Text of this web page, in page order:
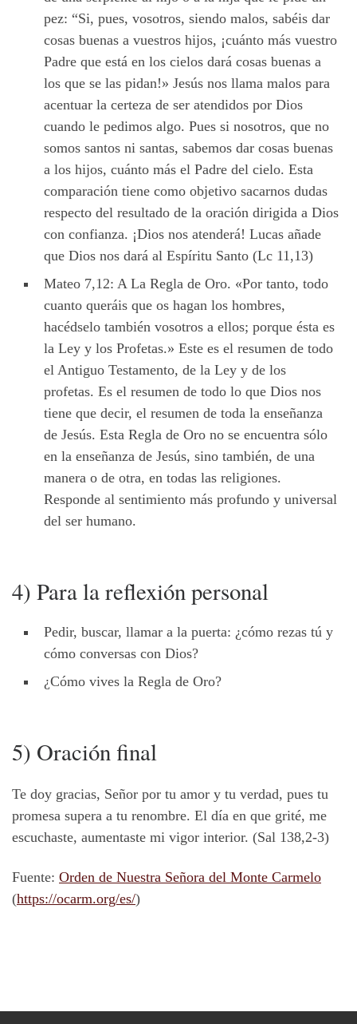
pez: “Si, pues, vosotros, siendo malos, sabéis dar
cosas buenas a vuestros hijos, ¡cuánto más vuestro
Padre que está en los cielos dará cosas buenas a
los que se las pidan!» Jesús nos llama malos para
acentuar la certeza de ser atendidos por Dios
cuando le pedimos algo. Pues si nosotros, que no
somos santos ni santas, sabemos dar cosas buenas
a los hijos, cuánto más el Padre del cielo. Esta
comparación tiene como objetivo sacarnos dudas
respecto del resultado de la oración dirigida a Dios
con confianza. ¡Dios nos atenderá! Lucas añade
que Dios nos dará al Espíritu Santo (Lc 11,13)
Mateo 7,12: A La Regla de Oro. «Por tanto, todo
cuanto queráis que os hagan los hombres,
hacédselo también vosotros a ellos; porque ésta es
la Ley y los Profetas.» Este es el resumen de todo
el Antiguo Testamento, de la Ley y de los
profetas. Es el resumen de todo lo que Dios nos
tiene que decir, el resumen de toda la enseñanza
de Jesús. Esta Regla de Oro no se encuentra sólo
en la enseñanza de Jesús, sino también, de una
manera o de otra, en todas las religiones.
Responde al sentimiento más profundo y universal
del ser humano.
4) Para la reflexión personal
Pedir, buscar, llamar a la puerta: ¿cómo rezas tú y
cómo conversas con Dios?
¿Cómo vives la Regla de Oro?
5) Oración final
Te doy gracias, Señor por tu amor y tu verdad, pues tu
promesa supera a tu renombre. El día en que grité, me
escuchaste, aumentaste mi vigor interior. (Sal 138,2-3)
Fuente: Orden de Nuestra Señora del Monte Carmelo
(https://ocarm.org/es/)